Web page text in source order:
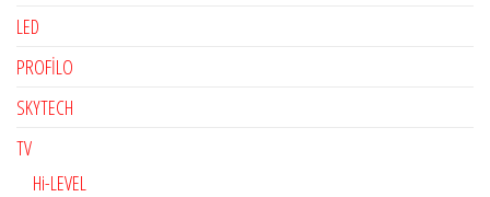
LED
PROFİLO
SKYTECH
TV
Hi-LEVEL